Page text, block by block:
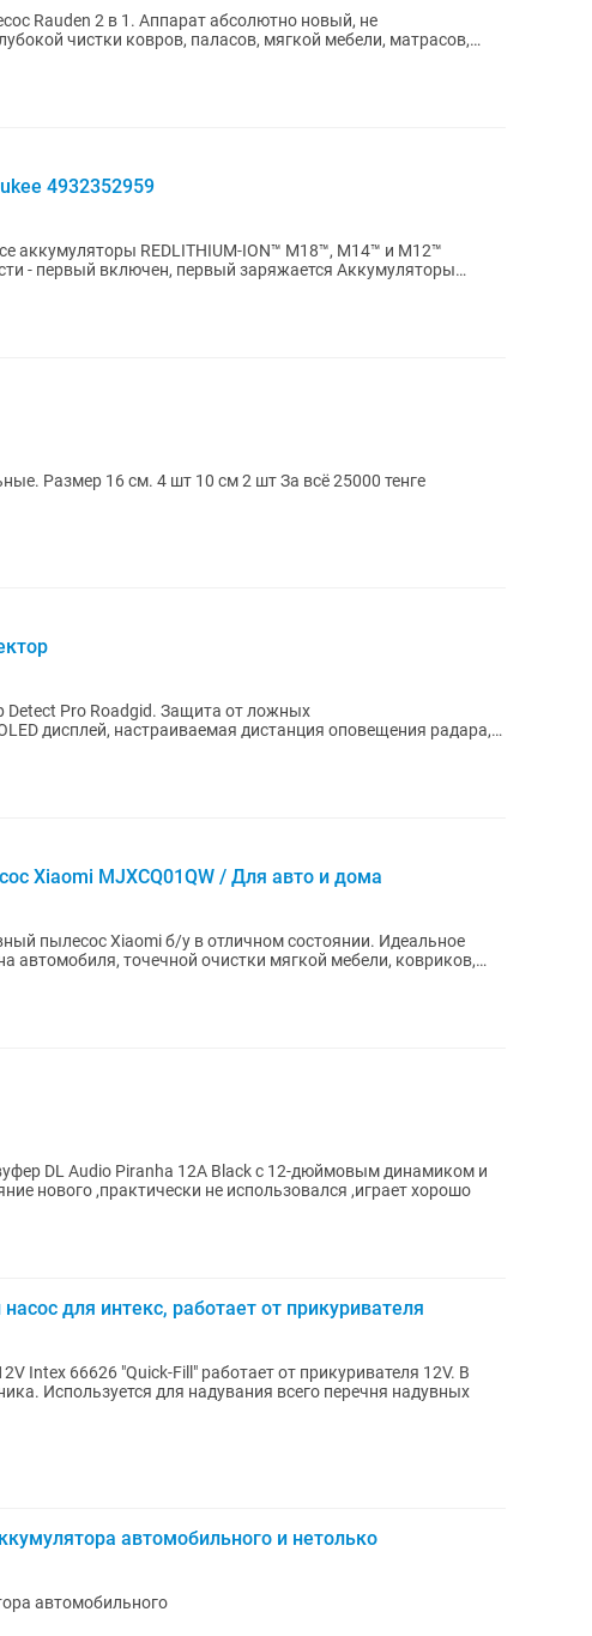
абсолютно новый, не
чистки ковров, паласов, мягкой мебели, матрасов,
4932352959
- первый включен, первый заряжается Аккумуляторы
В продаже колонки автомобильные. Размер 16 см. 4 шт 10 см 2 шт За всё 25000 тенге
Detect Pro Roadgid. Защита от ложных
дисплей, настраиваемая дистанция оповещения радара,
Xiaomi MJXCQ01QW / Для авто и дома
пылесос Хiaomi б/у в отличном состоянии. Идеальное
автомобиля, точечной очистки мягкой мебели, ковриков,
DL Audio Piranha 12A Black с 12-дюймовым динамиком и
усилителем. Состояние нового ,практически не использовался ,играет хорошо
для интекс, работает от прикуривателя
Intex 66626 "Quick-Fill" работает от прикуривателя 12V. В
Используется для надувания всего перечня надувных
автомобильного и нетолько
автомобильного